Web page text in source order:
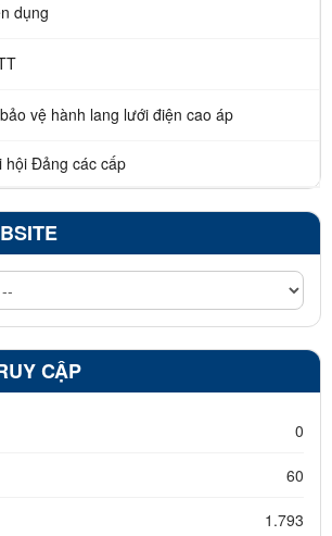
dụng
vệ hành lang lưới điện cao áp
hội Đảng các cấp
CẬP
0
60
1.793